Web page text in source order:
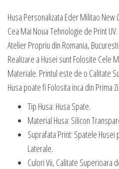
Husa Personalizata Eder Militao
Cea Mai Noua Tehnologie de Print
Atelier Propriu din Romania,
Realizare a Husei sunt Folosite Cele
Materiale. Printul este de o Calitate
Husa poate fi Folosita inca din Prima Zi.
Tip Husa: Husa Spate.
Material Husa: Silicon
Suprafata Print: Spatele Husei
Laterale.
Culori Vii, Calitate Superioara